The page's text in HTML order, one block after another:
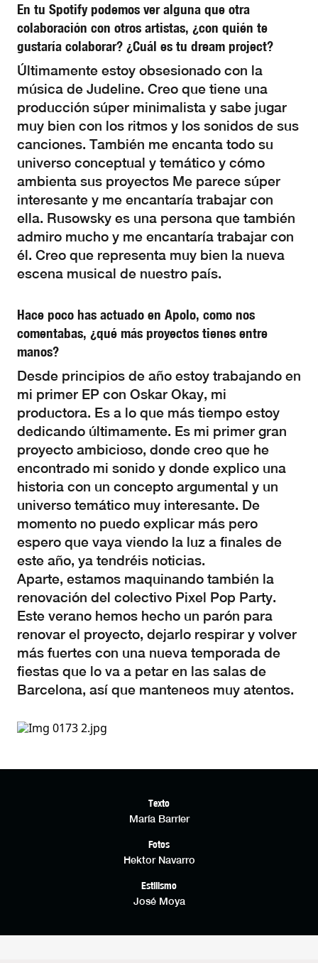
En tu Spotify podemos ver alguna que otra
colaboración con otros artistas, ¿con quién te
gustaría colaborar? ¿Cuál es tu dream project?
Últimamente estoy obsesionado con la
música de Judeline. Creo que tiene una
producción súper minimalista y sabe jugar
muy bien con los ritmos y los sonidos de sus
canciones. También me encanta todo su
universo conceptual y temático y cómo
ambienta sus proyectos Me parece súper
interesante y me encantaría trabajar con
ella. Rusowsky es una persona que también
admiro mucho y me encantaría trabajar con
él. Creo que representa muy bien la nueva
escena musical de nuestro país.
Hace poco has actuado en Apolo, como nos
comentabas, ¿qué más proyectos tienes entre
manos?
Desde principios de año estoy trabajando en
mi primer EP con Oskar Okay, mi
productora. Es a lo que más tiempo estoy
dedicando últimamente. Es mi primer gran
proyecto ambicioso, donde creo que he
encontrado mi sonido y donde explico una
historia con un concepto argumental y un
universo temático muy interesante. De
momento no puedo explicar más pero
espero que vaya viendo la luz a finales de
este año, ya tendréis noticias.
Aparte, estamos maquinando también la
renovación del colectivo Pixel Pop Party.
Este verano hemos hecho un parón para
renovar el proyecto, dejarlo respirar y volver
más fuertes con una nueva temporada de
fiestas que lo va a petar en las salas de
Barcelona, así que manteneos muy atentos.
Texto
María Barrier
Fotos
Hektor Navarro
Estilismo
José Moya